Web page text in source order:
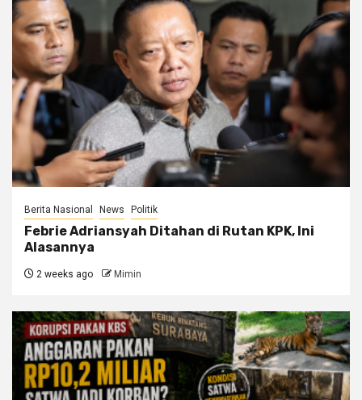
Berita Nasional News Politik
Febrie Adriansyah Ditahan di Rutan KPK, Ini
Alasannya
2 weeks ago Mimin